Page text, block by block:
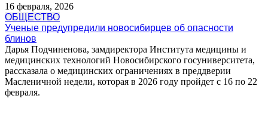
16 февраля, 2026
ОБЩЕСТВО
Ученые предупредили новосибирцев об опасности
блинов
Дарья Подчиненова, замдиректора Института медицины и
медицинских технологий Новосибирского госуниверситета,
рассказала о медицинских ограничениях в преддверии
Масленичной недели, которая в 2026 году пройдет с 16 по 22
февраля.